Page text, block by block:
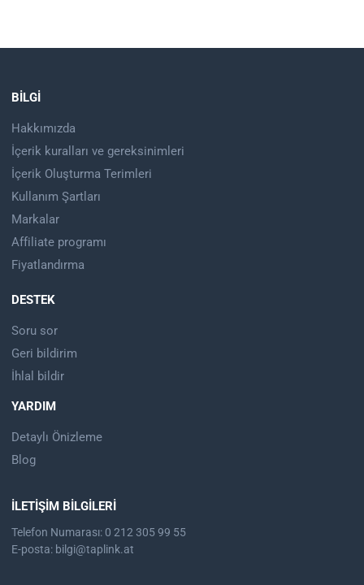
BILGI
Hakkımızda
İçerik kuralları ve gereksinimleri
İçerik Oluşturma Terimleri
Kullanım Şartları
Markalar
Affiliate programı
Fiyatlandırma
DESTEK
Soru sor
Geri bildirim
İhlal bildir
YARDIM
Detaylı Önizleme
Blog
İLETIŞIM BILGILERI
Telefon Numarası: 0 212 305 99 55
E-posta: bilgi@taplink.at